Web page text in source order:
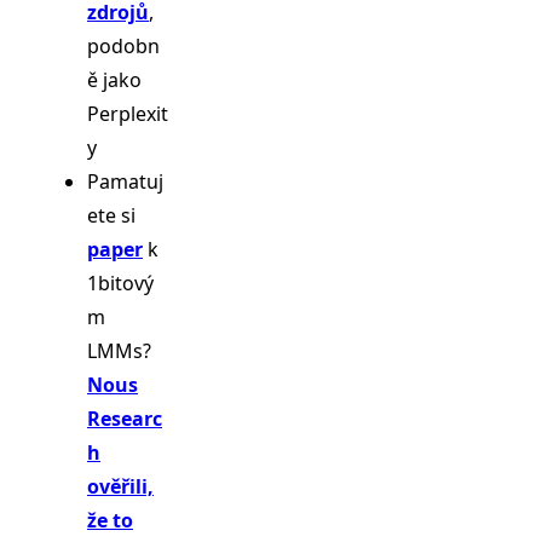
zdrojů,
podobn
ě jako
Perplexit
y
Pamatuj
ete si
paper k
1bitový
m
LMMs?
Nous
Researc
h
ověřili,
že to